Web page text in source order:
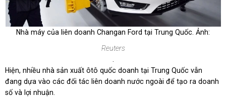
Nhà máy của liên doanh Changan Ford tại Trung Quốc. Ảnh:
Reuters
.
Hiện, nhiều nhà sản xuất ôtô quốc doanh tại Trung Quốc vẫn
đang dựa vào các đối tác liên doanh nước ngoài để tạo ra doanh
số và lợi nhuận.